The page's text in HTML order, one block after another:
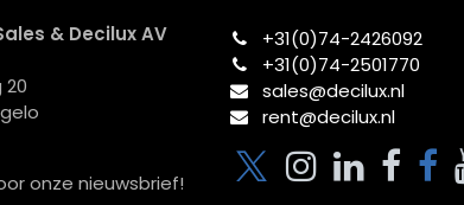
& Decilux AV
onze nieuwsbrief!
+31(0)74-2426092​
+31(0)74-2501770
sales@decilux.nl
rent@decilux.nl